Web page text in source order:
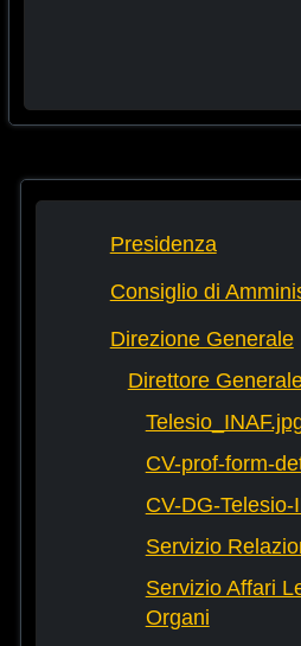
Presidenza
Consiglio di
Direzione Generale
Direttore
CV-prof-form-
CV-DG-
Servizio
Servizio Affari
Organi